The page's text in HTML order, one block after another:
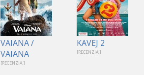
VAIANA /
VAIANA
[RECENZIA ]
KAVEJ 2
[RECENZIA ]